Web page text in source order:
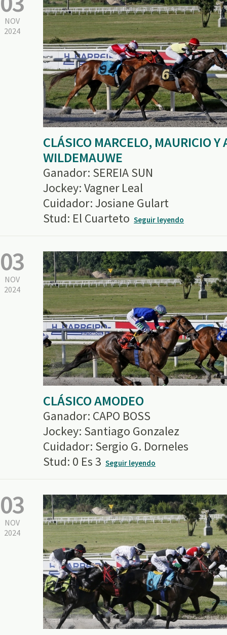
NOV
2024
CLÁSICO MARCELO, MAURICIO Y
WILDEMAUWE
Ganador: SEREIA SUN
Jockey: Vagner Leal
Cuidador: Josiane Gulart
Stud: El Cuarteto Seguir leyendo
03
NOV
2024
CLÁSICO AMODEO
Ganador: CAPO BOSS
Jockey: Santiago Gonzalez
Cuidador: Sergio G. Dorneles
Stud: 0 Es 3 Seguir leyendo
03
NOV
2024